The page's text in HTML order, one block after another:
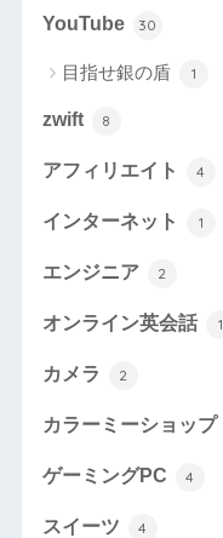
YouTube 30
目指せ銀の盾 1
zwift 8
アフィリエイト 4
インターネット 1
エンジニア 2
オンライン英会話 1
カメラ 2
カラーミーショップ
ゲーミングPC 4
スイーツ 4